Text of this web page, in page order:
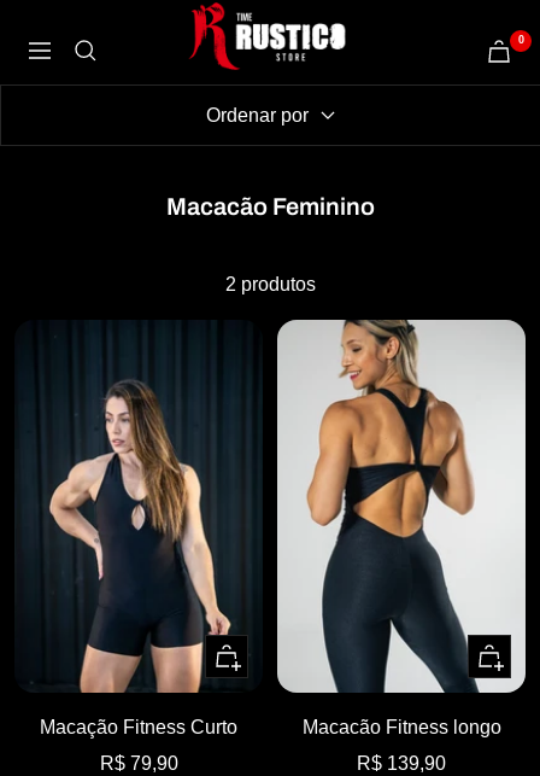
para
o
Navegação
TimeRustico 0
Ordenar por
Macacão Feminino
2 produtos
Adicionar
Macação Fitness Curto
Preço
R$ 79,90
Macacão Fitness longo
Preço
R$ 139,90